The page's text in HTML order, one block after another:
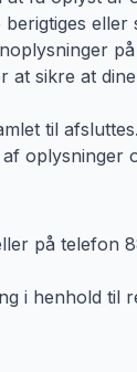
eller
at sikre at
til afsluttes.
oplysninger
på telefon
i henhold til